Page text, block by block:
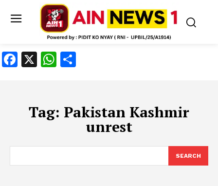
Facebook
X WhatsApp
Tag: Pakistan Kashmir
unrest
SEARCH